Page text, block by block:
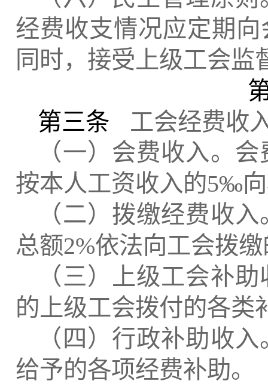
经费收支情况应定期
同时，接受上级工会
第三条
工会经费收
（一）会费收入。
按本人工资收入的5‰向
（二）拨缴经费收
总额2%依法向工会拨
（三）上级工会补
的上级工会拨付的各类
（四）行政补助收
给予的各项经费补助。